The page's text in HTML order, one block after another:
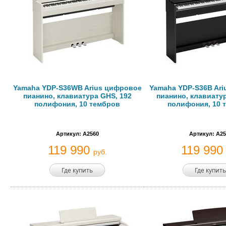
Yamaha YDP-S36WB Arius цифровое
пианино, клавиатура GHS, 192
полифония, 10 тембров
Артикул: A2560
119 990 руб.
Где купить
Yamaha YDP-S36B
пианино,
полифония, 10
Артикул:
119 990
Где купить